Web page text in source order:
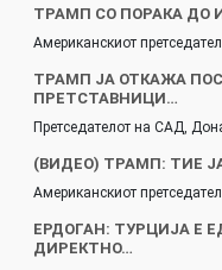
ТРАМП СО ПОРАКА ДО
Американскиот
ТРАМП ЈА ОТКАЖА
ПРЕТСТАВНИЦИ…
Претседателот на САД,
(ВИДЕО) ТРАМП: ТИЕ
Американскиот
ЕРДОГАН: ТУРЦИЈА Е
ДИРЕКТНО…